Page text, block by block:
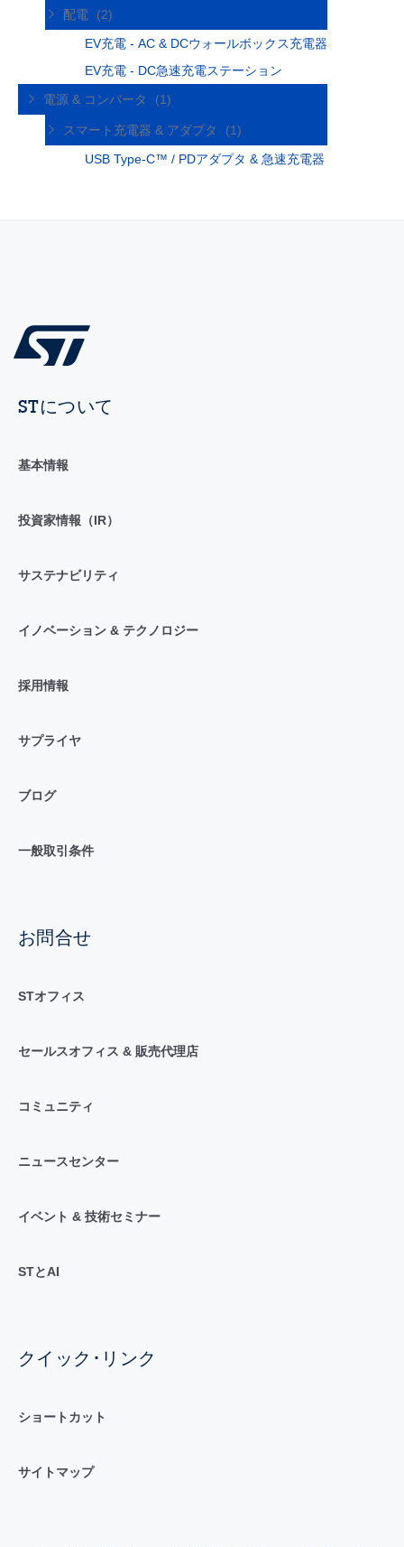
配電
(2)
EV充電 - AC & DCウォールボックス充電器
EV充電 - DC急速充電ステーション
電源 & コンバータ
(1)
スマート充電器 & アダプタ
(1)
USB Type-C™ / PDアダプタ & 急速充電器
STについて
基本情報
投資家情報（IR）
サステナビリティ
イノベーション & テクノロジー
採用情報
サプライヤ
ブログ
一般取引条件
お問合せ
STオフィス
セールスオフィス & 販売代理店
コミュニティ
ニュースセンター
イベント & 技術セミナー
STとAI
クイック･リンク
ショートカット
サイトマップ